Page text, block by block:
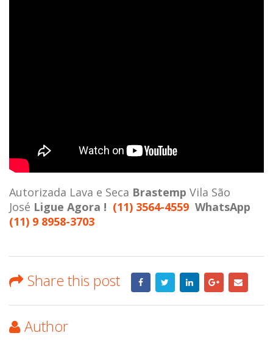
Autorizada Lava e Seca Brastemp Vila São
José Ligue Agora ! (11) 3564-4559 WhatsApp
(11) 9 8958-3703
Share this post
Author